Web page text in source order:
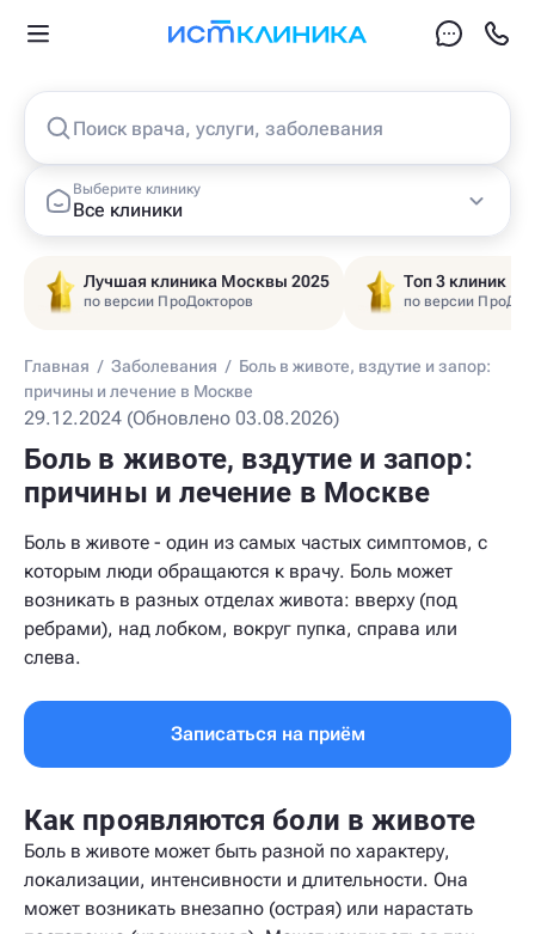
Поиск врача, услуги, заболевания
Выберите клинику
Все клиники
Лучшая клиника Москвы 2025
по версии ПроДокторов
Топ 3 клиник
по версии
Главная / Заболевания / Боль в животе, вздутие и запор:
причины и лечение в Москве
29.12.2024 (Обновлено 03.08.2026)
Боль в животе, вздутие и запор:
причины и лечение в Москве
Боль в животе - один из самых частых симптомов, с
которым люди обращаются к врачу. Боль может
возникать в разных отделах живота: вверху (под
ребрами), над лобком, вокруг пупка, справа или
слева.
Записаться на приём
Как проявляются боли в животе
Боль в животе может быть разной по характеру,
локализации, интенсивности и длительности. Она
может возникать внезапно (острая) или нарастать